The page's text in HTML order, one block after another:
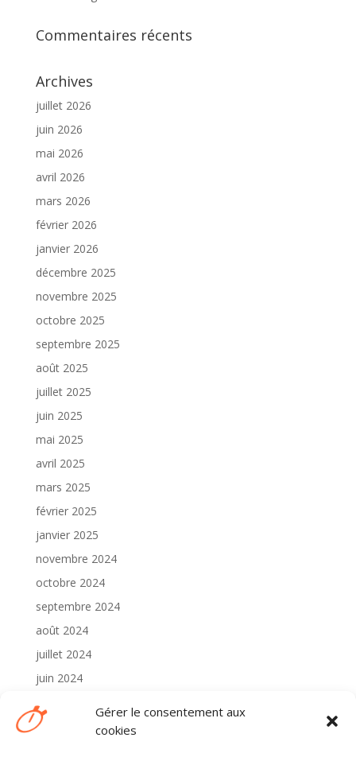
Gérer le consentement aux
cookies
Commentaires récents
Archives
juillet 2026
juin 2026
mai 2026
avril 2026
mars 2026
février 2026
janvier 2026
décembre 2025
novembre 2025
octobre 2025
septembre 2025
août 2025
juillet 2025
juin 2025
mai 2025
avril 2025
mars 2025
février 2025
janvier 2025
novembre 2024
octobre 2024
septembre 2024
août 2024
juillet 2024
juin 2024
mai 2024
avril 2024